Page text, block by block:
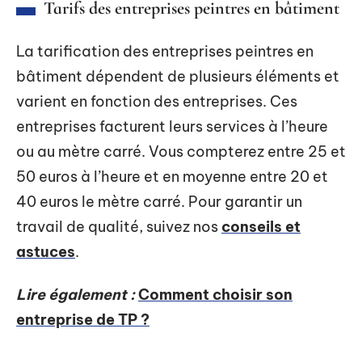
Tarifs des entreprises peintres en bâtiment
La tarification des entreprises peintres en
bâtiment dépendent de plusieurs éléments et
varient en fonction des entreprises. Ces
entreprises facturent leurs services à l’heure
ou au mètre carré. Vous compterez entre 25 et
50 euros à l’heure et en moyenne entre 20 et
40 euros le mètre carré. Pour garantir un
travail de qualité, suivez nos conseils et
astuces.
Lire également :Comment choisir son
entreprise de TP ?